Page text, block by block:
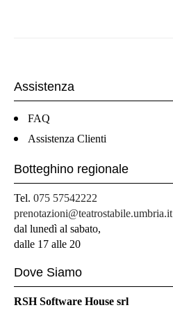
Assistenza
FAQ
Assistenza Clienti
Botteghino regionale
Tel. 075 57542222
prenotazioni@teatrostabile.umbria.it
dal lunedì al sabato,
dalle 17 alle 20
Dove Siamo
RSH Software House srl